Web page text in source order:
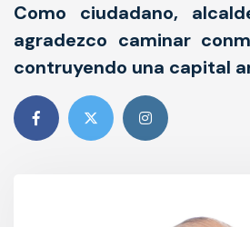
Como ciudadano,
agradezco caminar
contruyendo una capital